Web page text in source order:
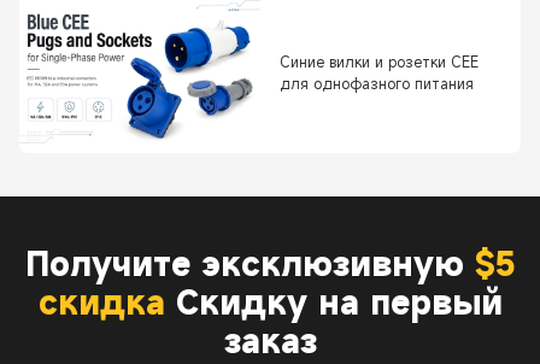
Синие вилки и розетки CEE
для однофазного питания
Получите эксклюзивную $5
скидка Скидку на первый
заказ